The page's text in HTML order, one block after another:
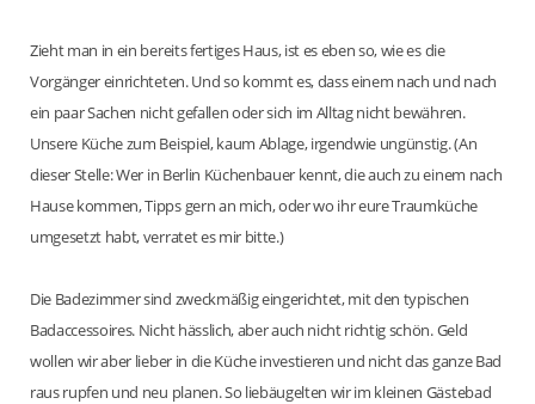
Zieht man in ein bereits fertiges Haus, ist es eben so, wie es die
Vorgänger einrichteten. Und so kommt es, dass einem nach und nach
ein paar Sachen nicht gefallen oder sich im Alltag nicht bewähren.
Unsere Küche zum Beispiel, kaum Ablage, irgendwie ungünstig. (An
dieser Stelle: Wer in Berlin Küchenbauer kennt, die auch zu einem nach
Hause kommen, Tipps gern an mich, oder wo ihr eure Traumküche
umgesetzt habt, verratet es mir bitte.)
Die Badezimmer sind zweckmäßig eingerichtet, mit den typischen
Badaccessoires. Nicht hässlich, aber auch nicht richtig schön. Geld
wollen wir aber lieber in die Küche investieren und nicht das ganze Bad
raus rupfen und neu planen. So liebäugelten wir im kleinen Gästebad